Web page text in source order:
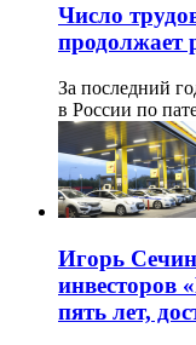
Число
продолжает
За последний
в России по
Игорь
инвесторов
пять лет,